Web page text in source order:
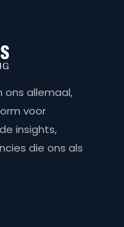
ons allemaal,
voor
insights,
die ons als